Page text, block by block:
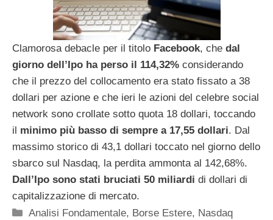
Clamorosa debacle per il titolo Facebook, che dal
giorno dell’Ipo ha perso il 114,32% considerando
che il prezzo del collocamento era stato fissato a 38
dollari per azione e che ieri le azioni del celebre social
network sono crollate sotto quota 18 dollari, toccando
il minimo più basso di sempre a 17,55 dollari. Dal
massimo storico di 43,1 dollari toccato nel giorno dello
sbarco sul Nasdaq, la perdita ammonta al 142,68%.
Dall’Ipo sono stati bruciati 50 miliardi di dollari di
capitalizzazione di mercato.
Categorie
Analisi Fondamentale, Borse Estere, Nasdaq